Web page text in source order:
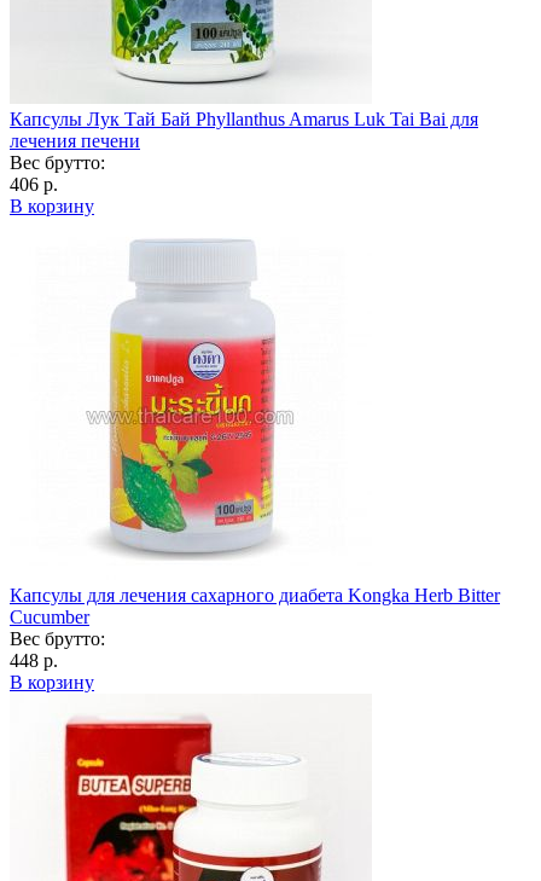
Капсулы Лук Тай Бай Phyllanthus Amarus Luk Tai Bai для
лечения печени
Вес брутто:
406 р.
В корзину
Капсулы для лечения сахарного диабета Kongka Herb Bitter
Cucumber
Вес брутто:
448 р.
В корзину